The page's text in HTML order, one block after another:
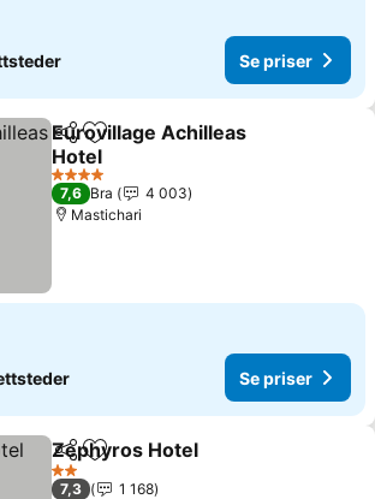
Se priser
Del Legg til i favoritter
Eurovillage Achilleas
Hotel
4 Stjerner
7,6 Bra
4 003
Mastichari
Se priser
Del Legg til i favoritter
Zephyros Hotel
2 Stjerner
7,3
1 168